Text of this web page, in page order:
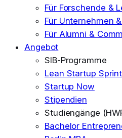
Für Forschende &
Für Unternehmen
Für Alumni &
Angebot
SIB-Programme
Lean Startup Sprint
Startup Now
Stipendien
Studiengänge
Bachelor